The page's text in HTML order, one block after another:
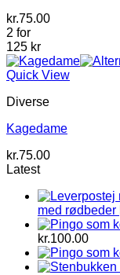
kr.75.00
2 for
125 kr
Quick View
Diverse
Kagedame
kr.75.00
Latest
med rødbeder
kr.100.00